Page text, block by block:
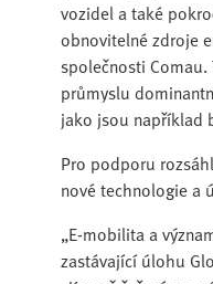
vozidel a také
obnovitelné zdroje
společnosti
průmyslu
jako jsou například
Pro podporu
nové technologie a
„E-mobilita a
zastávající úlohu